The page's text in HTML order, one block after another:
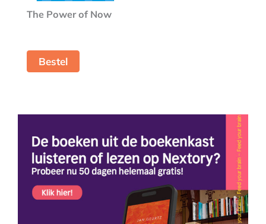
The Power of Now
Bestel